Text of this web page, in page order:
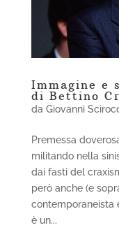
Immagine e
di Bettino
da Giovanni
Premessa
militando nella
dai fasti del
però anche (e
contemporaneista
è un...